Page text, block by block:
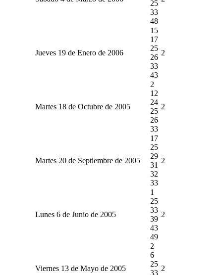
25
33
48
Jueves 19 de Enero de 2006
15
17
25
26
33
43
2
Martes 18 de Octubre de 2005
2
12
24
25
26
33
2
Martes 20 de Septiembre de 2005
17
25
29
31
32
33
2
Lunes 6 de Junio de 2005
1
25
33
39
43
49
2
Viernes 13 de Mayo de 2005
2
6
25
33
2